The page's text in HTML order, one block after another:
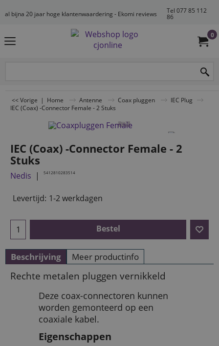
al bijna 20 jaar hoge klantenwaardering - Ekomi reviews
Tel 077 85 112
86
0
<< Vorige | Home Antenne Coax pluggen
IEC Plug
IEC (Coax) -Connector Female - 2 Stuks
IEC (Coax) -Connector Female - 2
Stuks
Nedis 5412810283514
Levertijd: 1-2 werkdagen
Bestel
Beschrijving Meer productinfo
Rechte metalen pluggen vernikkeld
Deze coax-connectoren kunnen
worden gemonteerd op een
coaxiale kabel.
Eigenschappen